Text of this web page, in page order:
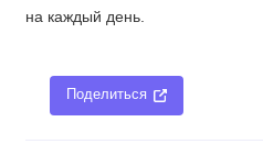
на каждый день.
Поделиться